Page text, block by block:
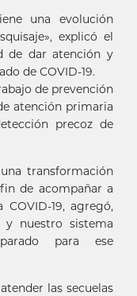
una evolución
explicó el
de dar atención y
de COVID-19.
de prevención
atención primaria
precoz de
transformación
de acompañar a
19, agregó,
y nuestro sistema
para ese
las secuelas